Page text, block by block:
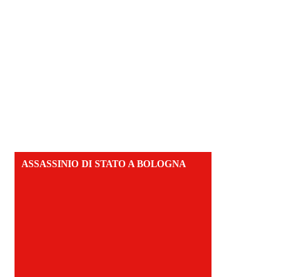
ASSASSINIO DI STATO A BOLOGNA